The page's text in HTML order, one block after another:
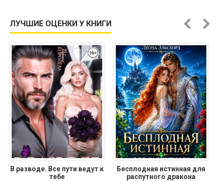
ЛУЧШИЕ ОЦЕНКИ У КНИГИ
В разводе. Все пути ведут к
тебе
Бесплодная истинная для
распутного дракона